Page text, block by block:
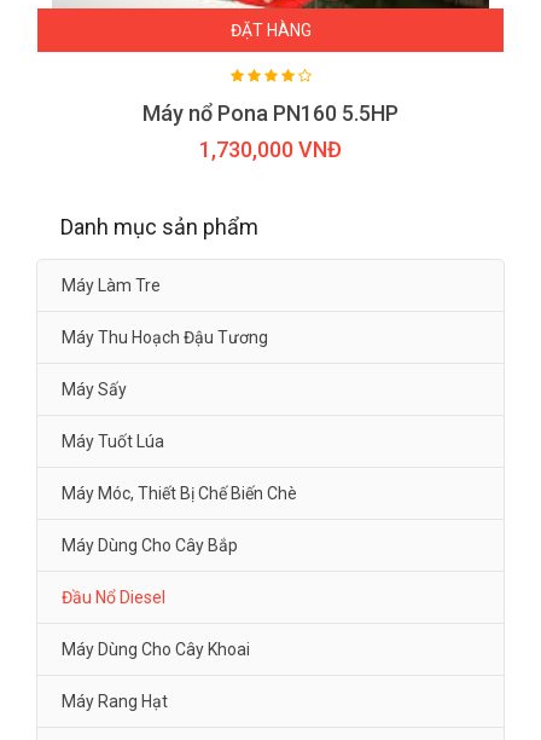
ĐẶT HÀNG
Máy nổ Pona PN160 5.5HP
1,730,000 VNĐ
Danh mục sản phẩm
Máy Làm Tre
Máy Thu Hoạch Đậu Tương
Máy Sấy
Máy Tuốt Lúa
Máy Móc, Thiết Bị Chế Biến Chè
Máy Dùng Cho Cây Bắp
Đầu Nổ Diesel
Máy Dùng Cho Cây Khoai
Máy Rang Hạt